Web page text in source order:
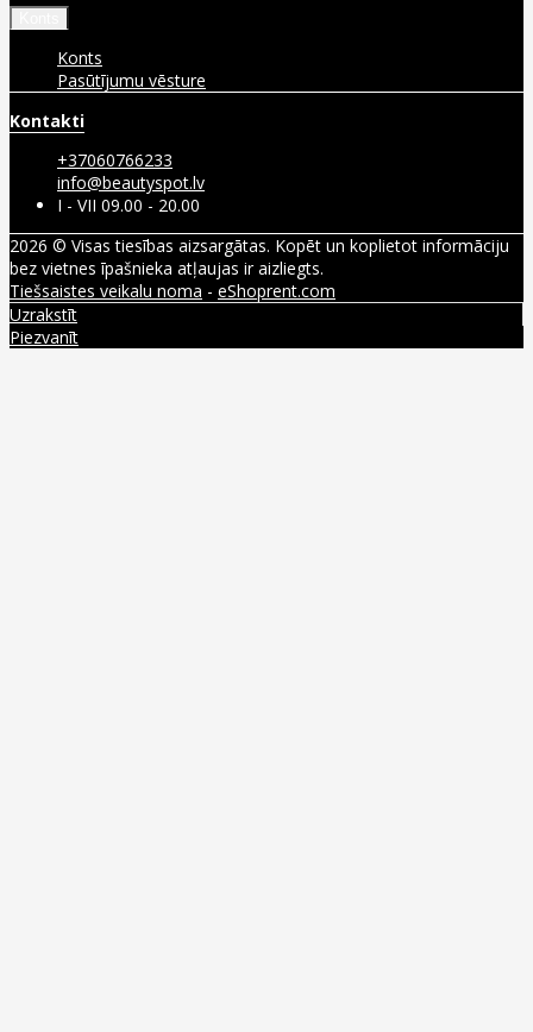
Konts
Pasūtījumu vēsture
Kontakti
+37060766233
info@beautyspot.lv
I - VII 09.00 - 20.00
2026 © Visas tiesības aizsargātas. Kopēt un koplietot informāciju
bez vietnes īpašnieka atļaujas ir aizliegts.
Tiešsaistes veikalu noma - eShoprent.com
Uzrakstīt
Piezvanīt